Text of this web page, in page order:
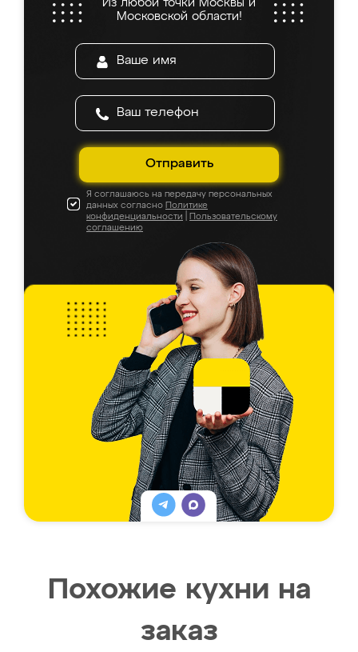
Из любой точки Москвы и
Московской области!
Отправить
Я соглашаюсь на передачу персональных
данных согласно Политике
конфиденциальности
Пользовательскому
соглашению
Похожие кухни на
заказ